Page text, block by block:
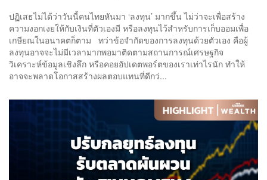
ปฏิเสธไม่ได้ว่าวันนี้คนไทยหันมา ‘ลงทุน’ มากขึ้น ไม่ว่าจะเพื่อสร้าง
ความงอกเงยให้กับเงินที่ตัวเองมี หรือลงทุนไว้สำหรับการเก็บออมเพื่อ
เกษียณในอนาคตก็ตาม ทว่าข้อจำกัดของการลงทุนด้วยตัวเอง คือผู้
ลงทุนอาจจะไม่มีเวลามากพอมาติดตามสถานการณ์เศรษฐกิจ
วิเคราะห์ข้อมูลเชิงลึก หรือคอยอัปเดตพอร์ตของเราเท่าไรนัก ทำให้
อาจจะพลาดโอกาสสร้างผลตอบแทนที่ดีกว่...